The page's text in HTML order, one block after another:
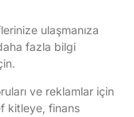
ulaşmanıza
fazla bilgi
ve reklamlar için
kitleye, finans